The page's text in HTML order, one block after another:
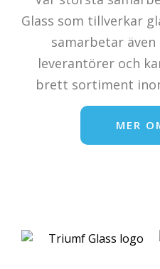
Glass som tillverkar
samarbetar
leverantörer och
brett sortiment
MER